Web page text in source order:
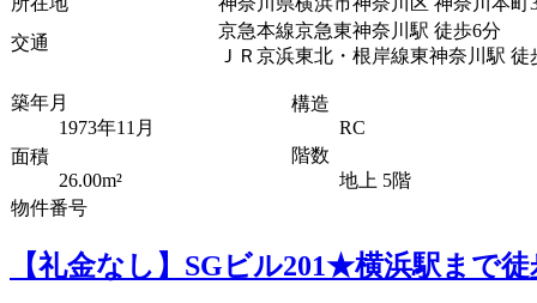
交通
京急本線京急東神奈川駅 徒歩6分
ＪＲ京浜東北・根岸線東神奈川駅 徒
築年月
1973年11月
構造
RC
面積
26.00m²
階数
地上 5階
物件番号
【礼金なし】SGビル201★横浜駅まで徒